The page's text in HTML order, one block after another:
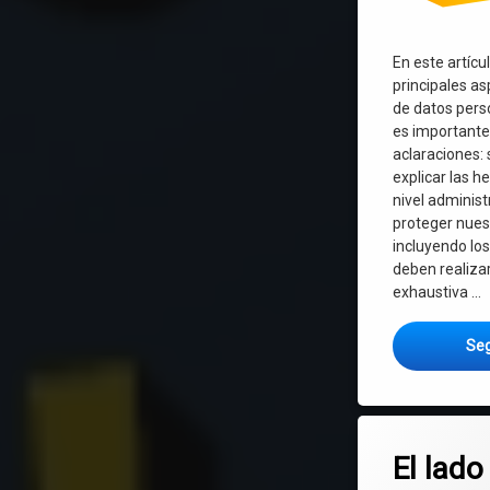
En este
principales
de datos
es
aclaraciones:
explicar las
nivel
proteger
incluyendo
deben
exhaustiva …
El